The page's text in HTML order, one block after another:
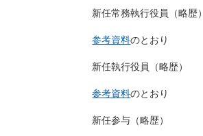
新任常務執行役員（略歴）
参考資料のとおり
新任執行役員（略歴）
参考資料のとおり
新任参与（略歴）